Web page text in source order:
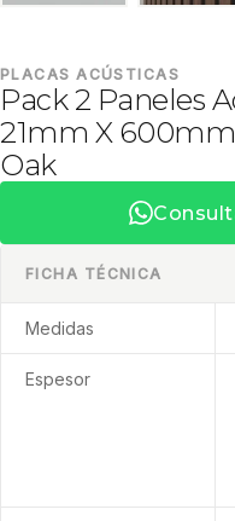
PLACAS ACÚSTICAS
Pack 2 Paneles
21mm X
Oak
FICHA TÉCNICA
Medidas
Espesor